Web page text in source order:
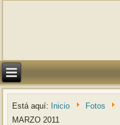
Está aquí: Inicio Fotos
MARZO 2011